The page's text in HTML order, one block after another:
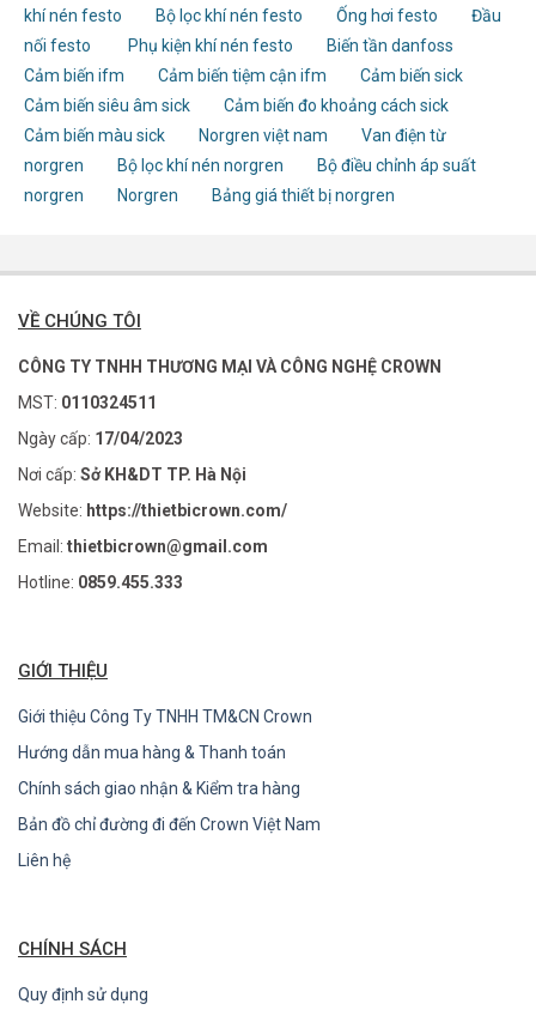
khí nén festo
Bộ lọc khí nén festo Ống hơi festo
Đầu
nối festo
Phụ kiện khí nén festo
Biến tần danfoss
Cảm biến ifm
Cảm biến tiệm cận ifm
Cảm biến sick
Cảm biến siêu âm sick
Cảm biến đo khoảng cách sick
Cảm biến màu sick
Norgren việt nam
Van điện từ
norgren
Bộ lọc khí nén norgren
Bộ điều chỉnh áp suất
norgren
Norgren Bảng giá thiết bị norgren
VỀ CHÚNG TÔI
CÔNG TY TNHH THƯƠNG MẠI VÀ CÔNG NGHỆ CROWN
MST: 0110324511
Ngày cấp: 17/04/2023
Nơi cấp: Sở KH&DT TP. Hà Nội
Website: https://thietbicrown.com/
Email: thietbicrown@gmail.com
Hotline: 0859.455.333
GIỚI THIỆU
Giới thiệu Công Ty TNHH TM&CN Crown
Hướng dẫn mua hàng & Thanh toán
Chính sách giao nhận & Kiểm tra hàng
Bản đồ chỉ đường đi đến Crown Việt Nam
Liên hệ
CHÍNH SÁCH
Quy định sử dụng